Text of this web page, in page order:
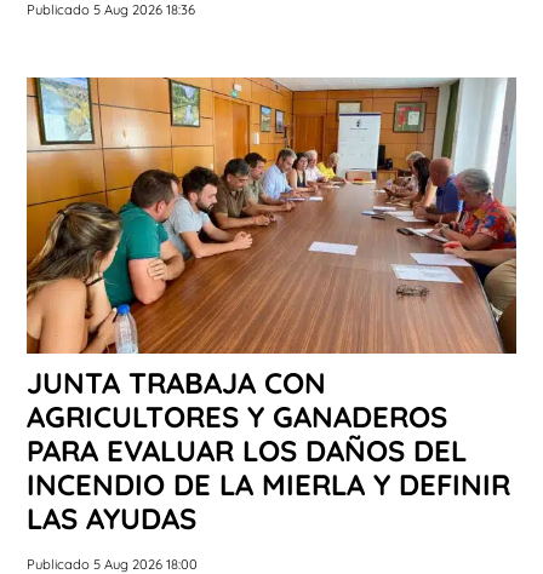
Publicado 5 Aug 2026 18:36
JUNTA TRABAJA CON
AGRICULTORES Y GANADEROS
PARA EVALUAR LOS DAÑOS DEL
INCENDIO DE LA MIERLA Y DEFINIR
LAS AYUDAS
Publicado 5 Aug 2026 18:00